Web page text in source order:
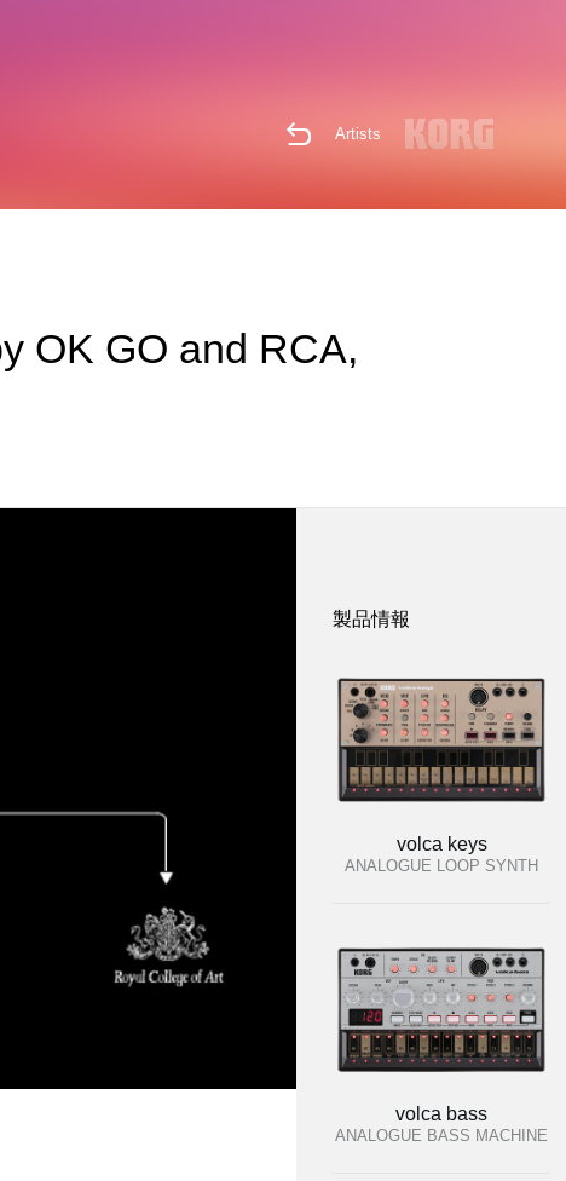
Artists
OK GO and RCA,
製品情報
volca keys
ANALOGUE LOOP SYNTH
volca bass
ANALOGUE BASS MACHINE